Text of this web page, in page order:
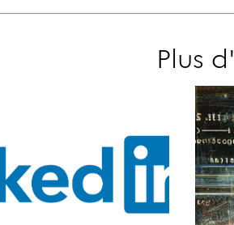
Plus